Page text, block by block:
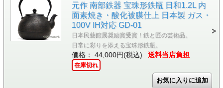
元作 南部鉄器 宝珠形鉄瓶 日和1.2L 内
面素焼き・酸化被膜仕上 日本製 ガス・
100V IH対応 GD-01
日本民藝館展奨励賞受賞！鉄と匠の芸術品。
日常に彩りを添える宝珠形鉄瓶。
価格： 44,000円(税込) 送料当店負担
在庫切れ